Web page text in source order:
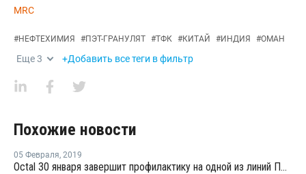
MRC
#НЕФТЕХИМИЯ #ПЭТ-ГРАНУЛЯТ #ТФК #КИТАЙ #ИНДИЯ #ОМАН
Еще3 +Добавить все теги в фильтр
Похожие новости
05 Февраля, 2019
Octal 30 января завершит профилактику на одной из линий ПЭТ в Омане